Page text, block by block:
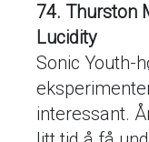
74. Thurston
Lucidity
Sonic Youth-
interessant.